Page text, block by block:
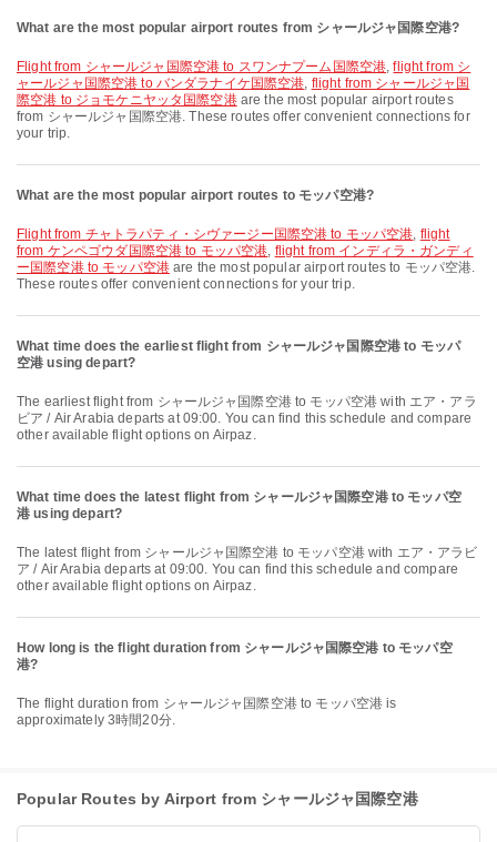
What are the most popular airport routes from シャールジャ国際空港?
flight from シャールジャ国際空港 to スワンナプーム国際空港,flight from シ
ャールジャ国際空港 to バンダラナイケ国際空港, flight from シャールジャ国
際空港 to ジョモケニヤッタ国際空港are the most popular airport routes
from シャールジャ国際空港. These routes offer convenient connections for
your trip.
What are the most popular airport routes to モッパ空港?
flight from チャトラパティ・シヴァージー国際空港 to モッパ空港, flight
from ケンペゴウダ国際空港 to モッパ空港, flight from インディラ・ガンディ
ー国際空港 to モッパ空港are the most popular airport routes to モッパ空港.
These routes offer convenient connections for your trip.
What time does the earliest flight from シャールジャ国際空港 to モッパ
空港 using depart?
The earliest flight from シャールジャ国際空港 to モッパ空港 with エア・アラ
ビア / Air Arabia departs at 09:00. You can find this schedule and compare
other available flight options on Airpaz.
What time does the latest flight from シャールジャ国際空港 to モッパ空
港 using depart?
The latest flight from シャールジャ国際空港 to モッパ空港 with エア・アラビ
ア / Air Arabia departs at 09:00. You can find this schedule and compare
other available flight options on Airpaz.
How long is the flight duration from シャールジャ国際空港 to モッパ空
港?
The flight duration from シャールジャ国際空港 to モッパ空港 is
approximately 3時間20分.
Popular Routes by Airport from シャールジャ国際空港